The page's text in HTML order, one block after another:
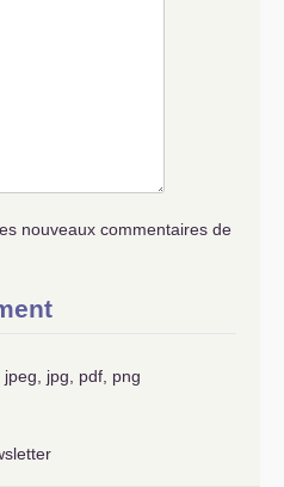
nouveaux commentaires de
jpg, pdf, png